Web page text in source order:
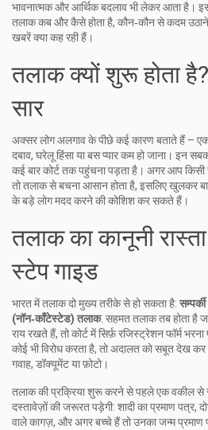
भावनात्मक और आर्थिक बदलाव भी लेकर आता है।
तलाक कब और कैसे होता है, कौन‑कौन से कदम
खबरें क्या कह रही हैं।
तलाक क्यों शुरू होता
सार
अक्सर लोग अलगाव के पीछे कई कारण बताते हैं –
दबाव, घरेलू हिंसा या बस प्यार कम हो जाना। इन
कई बार कोर्ट तक पहुंचना पड़ता है। अगर आप
तो तलाक से बचना आसान होता है, इसलिए खुलकर
के बड़े लोग मदद करने की कोशिश कर सकते हैं।
तलाक का कानूनी
स्टेप गाइड
भारत में तलाक दो मुख्य तरीके से हो सकता है:
(नॉन‑कॉंटेस्टेड) तलाक. सहमत तलाक तब होता है
राय रखते हैं, तो कोर्ट में सिर्फ़ रजिस्ट्रेशन फॉर्म
कोई भी विरोध करता है, तो अदालत को सबूत देख
गवाह, डॉक्यूमेंट या फ़ोटो।
तलाक की प्रक्रिया शुरू करने से पहले एक वकील से
दस्तावेज़ों की जरूरत पड़ेगी: शादी का प्रमाण पत्र,
वाले कागज़, और अगर बच्चे हैं तो उनका जन्म